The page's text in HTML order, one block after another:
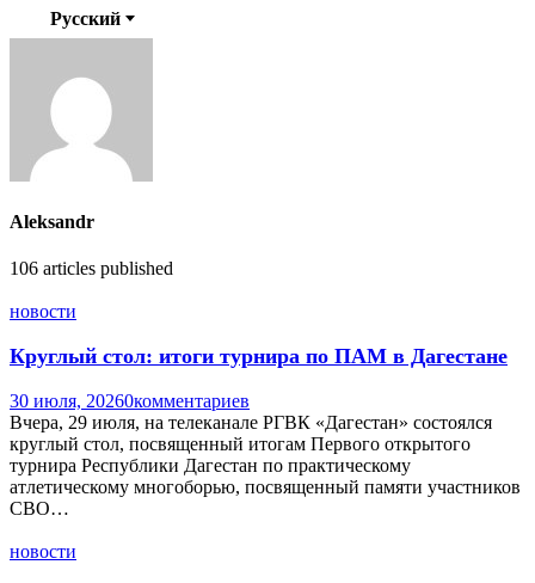
Русский
Aleksandr
106 articles published
новости
Круглый стол: итоги турнира по ПАМ в Дагестане
30 июля, 20260комментариев
Вчера, 29 июля, на телеканале РГВК «Дагестан» состоялся
круглый стол, посвященный итогам Первого открытого
турнира Республики Дагестан по практическому
атлетическому многоборью, посвященный памяти участников
СВО…
новости